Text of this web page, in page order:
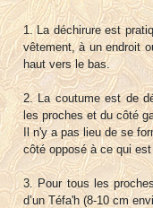
1. La déchirure est
vêtement, à un endroit
haut vers le bas.
2. La coutume est de
les proches et du côté
Il n'y a pas lieu de se
côté opposé à ce qui
3. Pour tous les
d’un Téfa'h (8-10 cm